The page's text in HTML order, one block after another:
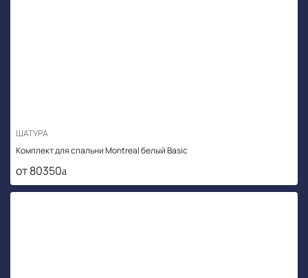
ШАТУРА
Комплект для спальни Montreal белый Basic
от 80350